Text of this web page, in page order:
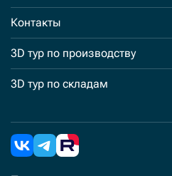
Контакты
3D тур по производству
3D тур по складам